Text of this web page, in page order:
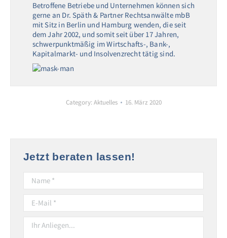
Betroffene Betriebe und Unternehmen können sich
gerne an Dr. Späth & Partner Rechtsanwälte mbB
mit Sitz in Berlin und Hamburg wenden, die seit
dem Jahr 2002, und somit seit über 17 Jahren,
schwerpunktmäßig im Wirtschafts-, Bank-,
Kapitalmarkt- und Insolvenzrecht tätig sind.
Category:Aktuelles 16. März 2020
Jetzt beraten lassen!